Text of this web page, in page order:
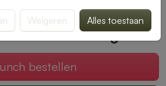
middagpauze.
lunch verzorgen?
bestellen
Weigeren Alles toestaan